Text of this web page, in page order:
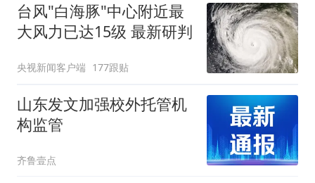
台风"白海豚"中心附近最
大风力已达15级 最新研判
央视新闻客户端 177跟贴
山东发文加强校外托管机
构监管
齐鲁壹点